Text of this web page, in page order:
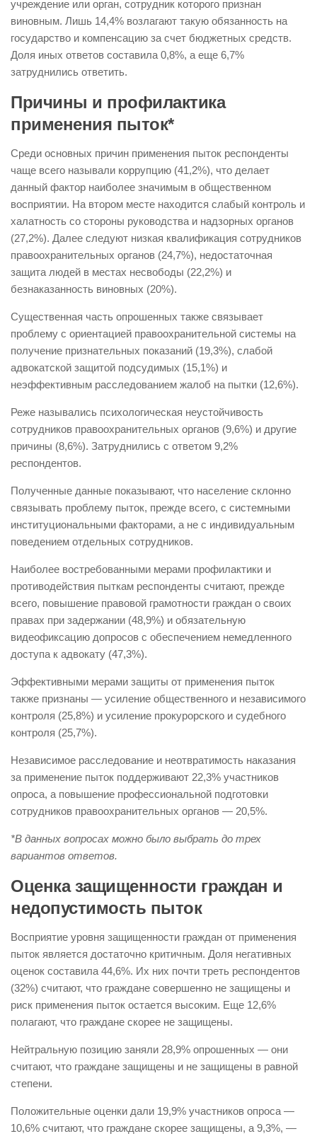
учреждение или орган, сотрудник которого признан
виновным. Лишь 14,4% возлагают такую обязанность на
государство и компенсацию за счет бюджетных средств.
Доля иных ответов составила 0,8%, а еще 6,7%
затруднились ответить.
Причины и профилактика
применения пыток*
Среди основных причин применения пыток респонденты
чаще всего называли коррупцию (41,2%), что делает
данный фактор наиболее значимым в общественном
восприятии. На втором месте находится слабый контроль и
халатность со стороны руководства и надзорных органов
(27,2%). Далее следуют низкая квалификация сотрудников
правоохранительных органов (24,7%), недостаточная
защита людей в местах несвободы (22,2%) и
безнаказанность виновных (20%).
Существенная часть опрошенных также связывает
проблему с ориентацией правоохранительной системы на
получение признательных показаний (19,3%), слабой
адвокатской защитой подсудимых (15,1%) и
неэффективным расследованием жалоб на пытки (12,6%).
Реже назывались психологическая неустойчивость
сотрудников правоохранительных органов (9,6%) и другие
причины (8,6%). Затруднились с ответом 9,2%
респондентов.
Полученные данные показывают, что население склонно
связывать проблему пыток, прежде всего, с системными
институциональными факторами, а не с индивидуальным
поведением отдельных сотрудников.
Наиболее востребованными мерами профилактики и
противодействия пыткам респонденты считают, прежде
всего, повышение правовой грамотности граждан о своих
правах при задержании (48,9%) и обязательную
видеофиксацию допросов с обеспечением немедленного
доступа к адвокату (47,3%).
Эффективными мерами защиты от применения пыток
также признаны — усиление общественного и независимого
контроля (25,8%) и усиление прокурорского и судебного
контроля (25,7%).
Независимое расследование и неотвратимость наказания
за применение пыток поддерживают 22,3% участников
опроса, а повышение профессиональной подготовки
сотрудников правоохранительных органов — 20,5%.
*В данных вопросах можно было выбрать до трех
вариантов ответов.
Оценка защищенности граждан и
недопустимость пыток
Восприятие уровня защищенности граждан от применения
пыток является достаточно критичным. Доля негативных
оценок составила 44,6%. Их них почти треть респондентов
(32%) считают, что граждане совершенно не защищены и
риск применения пыток остается высоким. Еще 12,6%
полагают, что граждане скорее не защищены.
Нейтральную позицию заняли 28,9% опрошенных — они
считают, что граждане защищены и не защищены в равной
степени.
Положительные оценки дали 19,9% участников опроса —
10,6% считают, что граждане скорее защищены, а 9,3%, —